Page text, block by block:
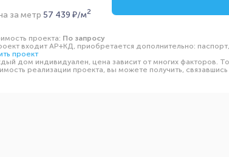
за метр 57 439₽/м2
проекта: По запросу
входит АР+КД, приобретается дополнительно:
проект
дом индивидуален, цена зависит от многих факторов.
реализации проекта, вы можете получить,